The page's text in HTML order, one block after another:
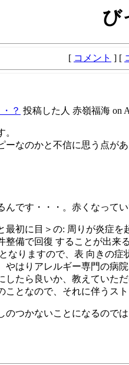
び
[ コメント ] [
？ 投稿した人 赤嶺福海 on
なのかと不信に思う点があ
です・・・。赤くなって
最初に目＞の: 周りが炎症
備で回復 することが出
なりますので、表 向きの
はりアレルギー専門の病
したら良いか、教えてい
となので、それに伴うス
つかないことになるので